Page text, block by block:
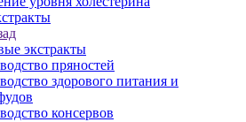
экстракты
пряностей
здорового питания и
консервов